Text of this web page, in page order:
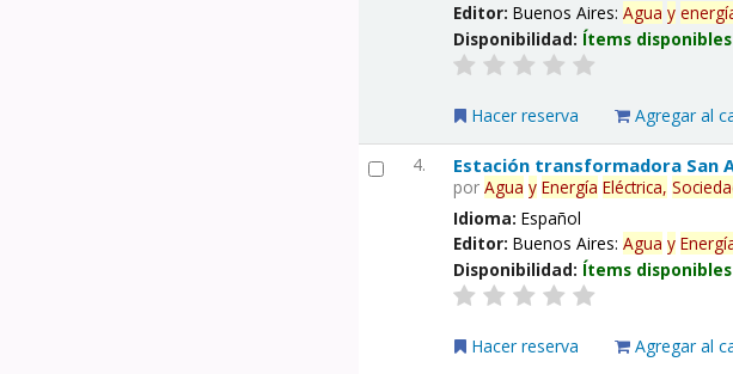
Editor:Buenos Aires:Agua y
Disponibilidad: Ítems
Hacer reserva Agregar al
4. Estación transformadora San
porAgua y Energía Eléctrica,
Idioma:Español
Editor:Buenos Aires:Agua y
Disponibilidad: Ítems
Hacer reserva Agregar al